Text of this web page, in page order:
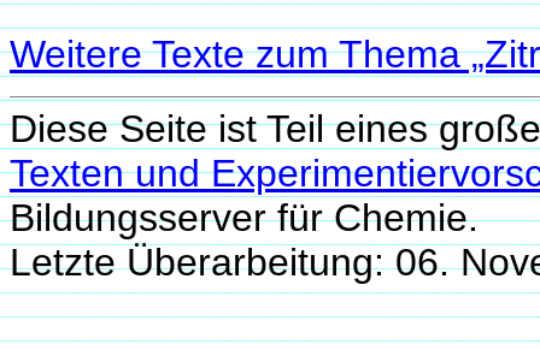
Weitere Texte zum Thema
Diese Seite ist Teil eines
Texten und
Bildungsserver für Chemie.
Letzte Überarbeitung: 06.